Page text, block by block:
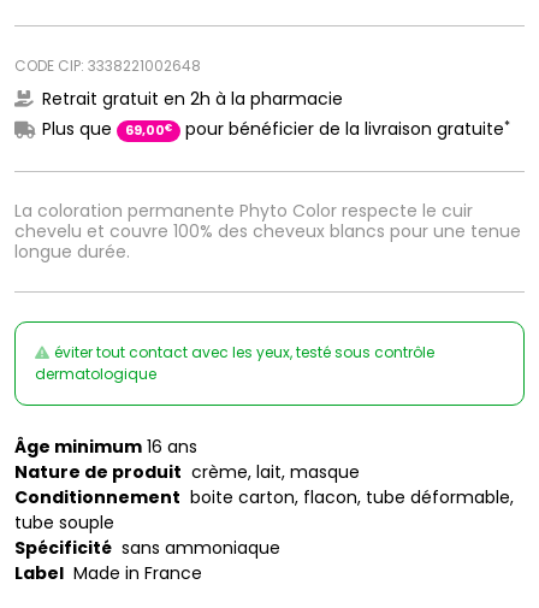
La coloration permanente Phyto Color respecte le cuir
chevelu et couvre 100% des cheveux blancs pour une tenue
longue durée.
CODE CIP: 3338221002648
Retrait gratuit en 2h à la pharmacie
Plus que
69,00€ pour bénéficier de la livraison gratuite*
éviter tout contact avec les yeux, testé sous contrôle
dermatologique
Âge minimum 16 ans
Nature de produit crème, lait, masque
Conditionnement boite carton, flacon, tube déformable,
tube souple
Spécificité sans ammoniaque
Label Made in France